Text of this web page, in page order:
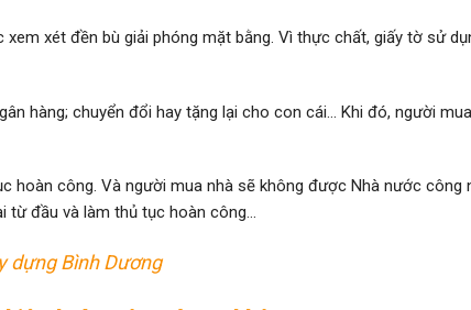
xét đền bù giải phóng mặt bằng. Vì thực chất, giấy tờ sử
hàng; chuyển đổi hay tặng lại cho con cái… Khi đó, người
hoàn công. Và người mua nhà sẽ không được Nhà nước công
từ đầu và làm thủ tục hoàn công…
dựng Bình Dương